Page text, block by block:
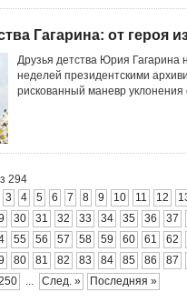
Гагарина: от героя
Друзья детства Юрия
неделей президентскими
рискованный маневр
294
3 4 5 6 7 8 9 10 11 12
30 31 32 33 34 35 36 37
55 56 57 58 59 60 61 62
80 81 82 83 84 85 86 87
... След. » Последняя »